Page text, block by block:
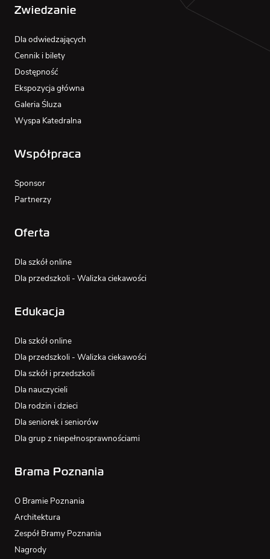
Zwiedzanie
Dla odwiedzających
Cennik i bilety
Dostępność
Ekspozycja główna
Galeria Śluza
Wyspa Katedralna
Współpraca
Sponsor
Partnerzy
Oferta
Dla szkół online
Dla przedszkoli - Walizka ciekawości
Edukacja
Dla szkół online
Dla przedszkoli - Walizka ciekawości
Dla szkół i przedszkoli
Dla nauczycieli
Dla rodzin i dzieci
Dla seniorek i seniorów
Dla grup z niepełnosprawnościami
Brama Poznania
O Bramie Poznania
Architektura
Zespół Bramy Poznania
Nagrody